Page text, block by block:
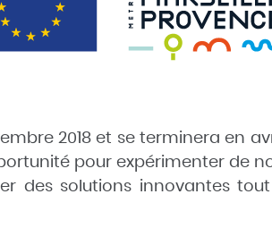
2018 et se terminera en
pour expérimenter de
des solutions innovantes